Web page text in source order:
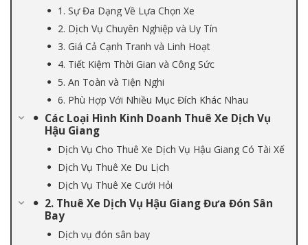
1. Sự Đa Dạng Về Lựa Chọn Xe
2. Dịch Vụ Chuyên Nghiệp và Uy Tín
3. Giá Cả Cạnh Tranh và Linh Hoạt
4. Tiết Kiệm Thời Gian và Công Sức
5. An Toàn và Tiện Nghi
6. Phù Hợp Với Nhiều Mục Đích Khác Nhau
Các Loại Hình Kinh Doanh Thuê Xe Dịch Vụ
Hậu Giang
Dịch Vụ Cho Thuê Xe Dịch Vụ Hậu Giang Có Tài Xế
Dịch Vụ Thuê Xe Du Lịch
Dịch Vụ Thuê Xe Cưới Hỏi
2. Thuê Xe Dịch Vụ Hậu Giang Đưa Đón Sân
Bay
Dịch vụ đón sân bay